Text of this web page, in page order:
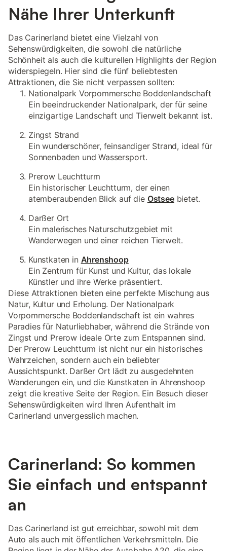
Nähe Ihrer Unterkunft
Das Carinerland bietet eine Vielzahl von
Sehenswürdigkeiten, die sowohl die natürliche
Schönheit als auch die kulturellen Highlights der Region
widerspiegeln. Hier sind die fünf beliebtesten
Attraktionen, die Sie nicht verpassen sollten:
Nationalpark Vorpommersche Boddenlandschaft
Ein beeindruckender Nationalpark, der für seine
einzigartige Landschaft und Tierwelt bekannt ist.
Zingst Strand
Ein wunderschöner, feinsandiger Strand, ideal für
Sonnenbaden und Wassersport.
Prerow Leuchtturm
Ein historischer Leuchtturm, der einen
atemberaubenden Blick auf die Ostseebietet.
Darßer Ort
Ein malerisches Naturschutzgebiet mit
Wanderwegen und einer reichen Tierwelt.
Kunstkaten in Ahrenshoop
Ein Zentrum für Kunst und Kultur, das lokale
Künstler und ihre Werke präsentiert.
Diese Attraktionen bieten eine perfekte Mischung aus
Natur, Kultur und Erholung. Der Nationalpark
Vorpommersche Boddenlandschaft ist ein wahres
Paradies für Naturliebhaber, während die Strände von
Zingst und Prerow ideale Orte zum Entspannen sind.
Der Prerow Leuchtturm ist nicht nur ein historisches
Wahrzeichen, sondern auch ein beliebter
Aussichtspunkt. Darßer Ort lädt zu ausgedehnten
Wanderungen ein, und die Kunstkaten in Ahrenshoop
zeigt die kreative Seite der Region. Ein Besuch dieser
Sehenswürdigkeiten wird Ihren Aufenthalt im
Carinerland unvergesslich machen.
Carinerland: So kommen
Sie einfach und entspannt
an
Das Carinerland ist gut erreichbar, sowohl mit dem
Auto als auch mit öffentlichen Verkehrsmitteln. Die